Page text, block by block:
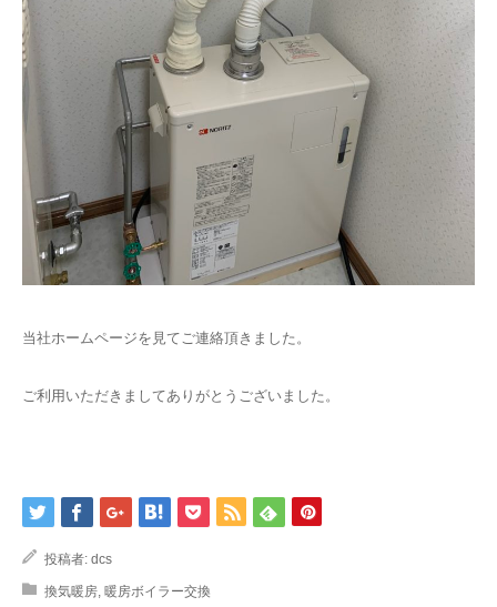
当社ホームページを見てご連絡頂きました。
ご利用いただきましてありがとうございました。
投稿者: dcs
換気暖房 暖房ボイラー交換